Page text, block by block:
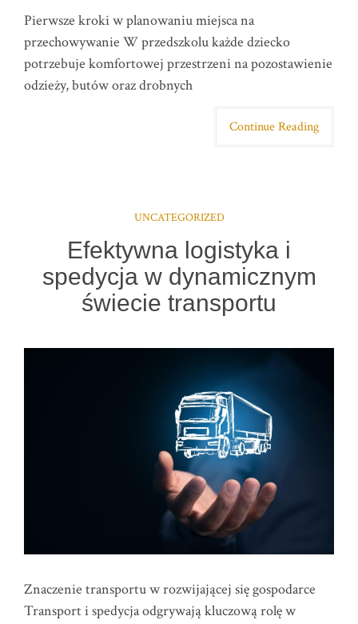
Pierwsze kroki w planowaniu miejsca na
przechowywanie W przedszkolu każde dziecko
potrzebuje komfortowej przestrzeni na pozostawienie
odzieży, butów oraz drobnych
Continue Reading
UNCATEGORIZED
Efektywna logistyka i
spedycja w dynamicznym
świecie transportu
Znaczenie transportu w rozwijającej się gospodarce
Transport i spedycja odgrywają kluczową rolę w